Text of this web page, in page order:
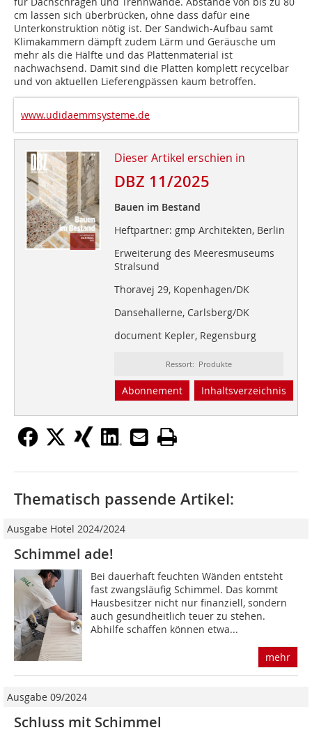
cm lassen sich überbrücken, ohne dass dafür eine
Unterkonstruktion nötig ist. Der Sandwich-Aufbau samt
Klimakammern dämpft zudem Lärm und Geräusche um
mehr als die Hälfte und das Plattenmaterial ist
nachwachsend. Damit sind die Platten komplett recycelbar
und von aktuellen Lieferengpässen kaum betroffen.
www.udidaemmsysteme.de
Dieser Artikel erschien in
DBZ 11/2025
Bauen im Bestand
Heftpartner: gmp Architekten, Berlin
Erweiterung des Meeresmuseums
Stralsund
Thoravej 29, Kopenhagen/DK
Dansehallerne, Carlsberg/DK
document Kepler, Regensburg
Ressort: Produkte
Abonnement Inhaltsverzeichnis
Thematisch passende Artikel:
Ausgabe Hotel 2024/2024
Schimmel ade!
Bei dauerhaft feuchten Wänden entsteht
fast zwangsläufig Schimmel. Das kommt
Hausbesitzer nicht nur finanziell, sondern
auch gesundheitlich teuer zu stehen.
Abhilfe schaffen können etwa...
mehr
Ausgabe 09/2024
Schluss mit Schimmel